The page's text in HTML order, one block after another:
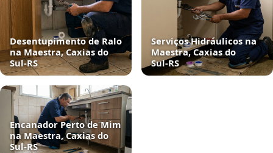
Desentupimento de Ralo
na Maestra, Caxias do
Sul‑RS
Serviços Hidráulicos na
Maestra, Caxias do
Sul‑RS
Encanador Perto de Mim
na Maestra, Caxias do
Sul‑RS